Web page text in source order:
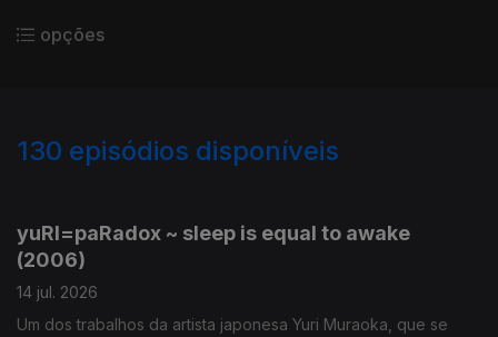
opções
130 episódios disponíveis
yuRI=paRadox ~ sleep is equal to awake
(2006)
14 jul. 2026
Um dos trabalhos da artista japonesa Yuri Muraoka, que se